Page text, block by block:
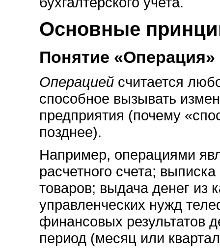
Основные
Понятие «Операция»
Операцией считается
способное вызывать
предприятия (почему
позднее).
Например, операциями
расчетного счета;
товаров; выдача денег из
управленческих нужд
финансовых результатов
период (месяц или